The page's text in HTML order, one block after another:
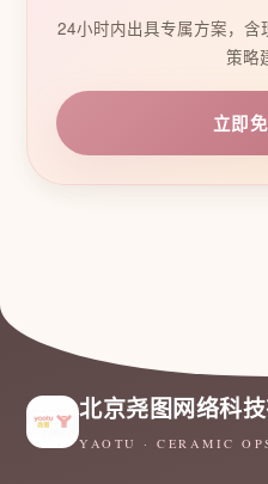
24小时内出具专属方案，
策略
立即
北京尧图网络科
YAOTU · CERAMIC